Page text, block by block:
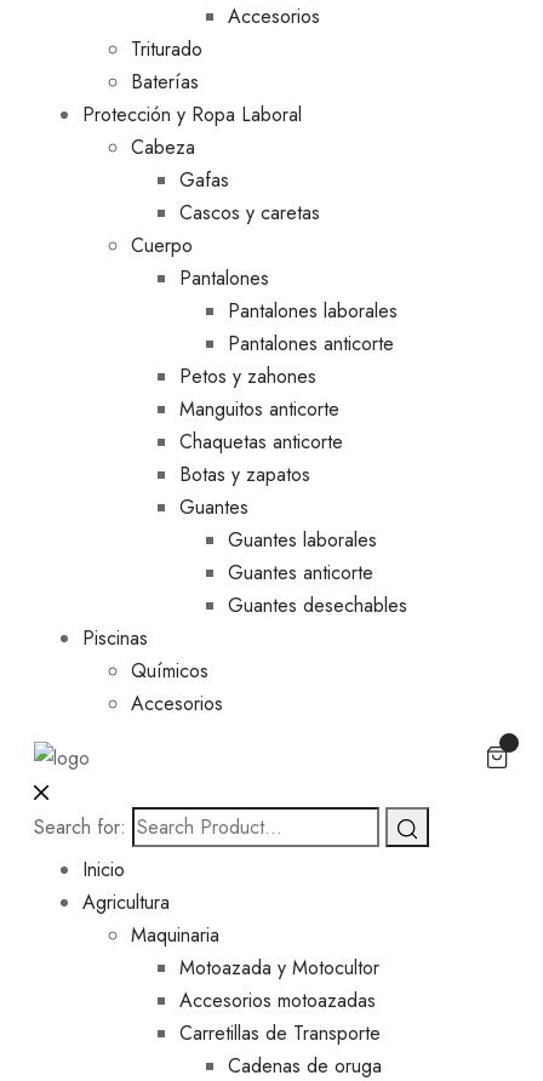
Accesorios
Triturado
Baterías
Protección y Ropa Laboral
Cabeza
Gafas
Cascos y caretas
Cuerpo
Pantalones
Pantalones laborales
Pantalones anticorte
Petos y zahones
Manguitos anticorte
Chaquetas anticorte
Botas y zapatos
Guantes
Guantes laborales
Guantes anticorte
Guantes desechables
Piscinas
Químicos
Accesorios
Search for:
Inicio
Agricultura
Maquinaria
Motoazada y Motocultor
Accesorios motoazadas
Carretillas de Transporte
Cadenas de oruga